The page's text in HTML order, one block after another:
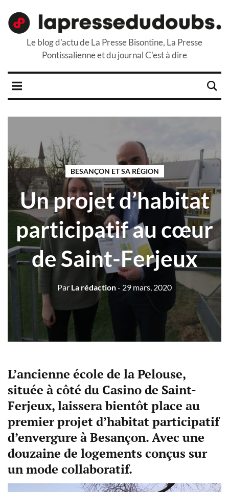
Le blog d'actu de La Presse Bisontine, La Presse
Pontissalienne et du journal C'est à dire
BESANÇON ET SA RÉGION
Un projet d’habitat
participatif au cœur
de Saint-Ferjeux
Par La rédaction- 29 mars, 2020
L’ancienne école de la Pelouse,
située à côté du Casino de Saint-
Ferjeux, laissera bientôt place au
premier projet d’habitat participatif
d’envergure à Besançon. Avec une
douzaine de logements conçus sur
un mode collaboratif.